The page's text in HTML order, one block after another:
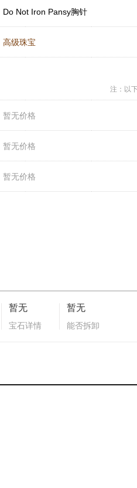
Do Not Iron Pansy胸针
高级珠宝
注：以
暂无价格
暂无价格
暂无价格
暂无
宝石详情
暂无
能否拆卸